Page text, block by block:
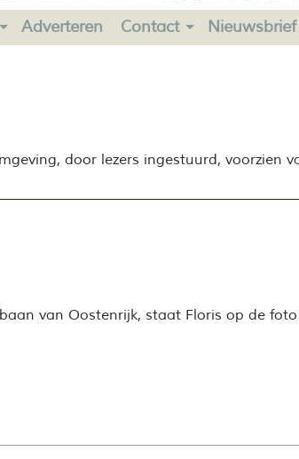
Adverteren Contact Nieuwsbrief
door lezers ingestuurd, voorzien
van Oostenrijk, staat Floris op de